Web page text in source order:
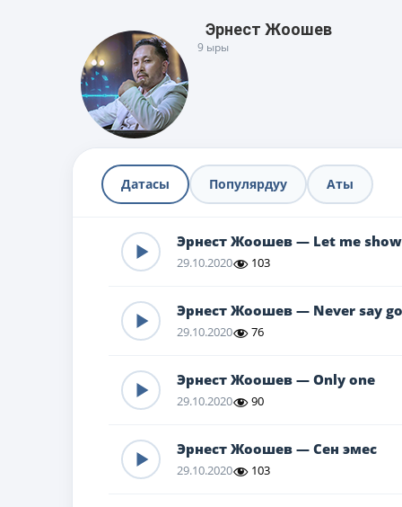
Эрнест Жоошев
9 ыры
Датасы Популярдуу Аты
Эрнест Жоошев — Let me show
29.10.2020 103
Эрнест Жоошев — Never say
29.10.2020 76
Эрнест Жоошев — Only one
29.10.2020 90
Эрнест Жоошев — Сен эмес
29.10.2020 103